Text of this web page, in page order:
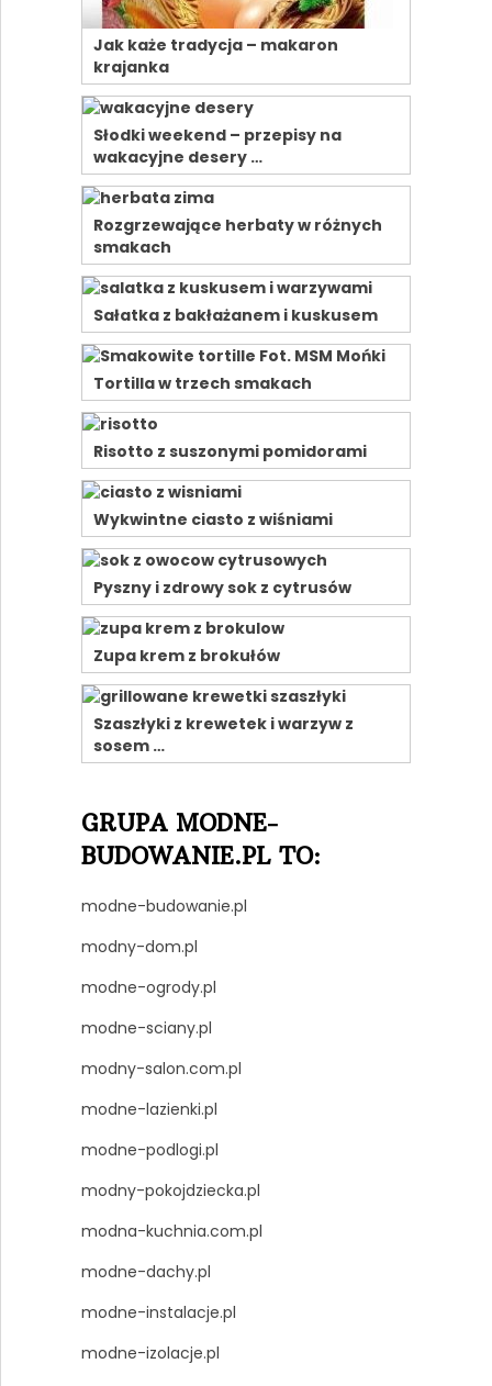
Jak każe tradycja – makaron
krajanka
Słodki weekend – przepisy na
wakacyjne desery …
Rozgrzewające herbaty w różnych
smakach
Sałatka z bakłażanem i kuskusem
Tortilla w trzech smakach
Risotto z suszonymi pomidorami
Wykwintne ciasto z wiśniami
Pyszny i zdrowy sok z cytrusów
Zupa krem z brokułów
Szaszłyki z krewetek i warzyw z
sosem …
GRUPA MODNE-
BUDOWANIE.PL TO:
modne-budowanie.pl
modny-dom.pl
modne-ogrody.pl
modne-sciany.pl
modny-salon.com.pl
modne-lazienki.pl
modne-podlogi.pl
modny-pokojdziecka.pl
modna-kuchnia.com.pl
modne-dachy.pl
modne-instalacje.pl
modne-izolacje.pl